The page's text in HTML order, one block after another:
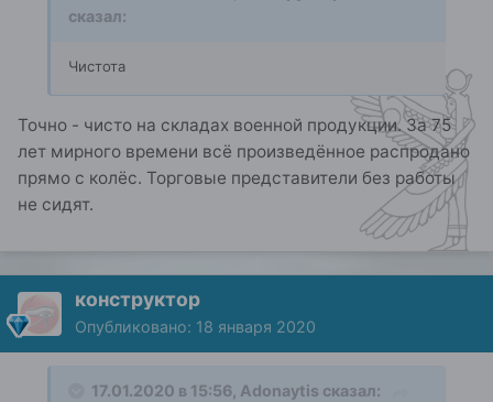
сказал:
Чистота
Точно - чисто на складах военной продукции. За 75
лет мирного времени всё произведённое распродано
прямо с колёс. Торговые представители без работы
не сидят.
конструктор
Опубликовано: 18 января 2020
17.01.2020 в 15:56, Adonaytis сказал: